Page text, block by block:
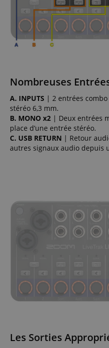
Nombreuses
A. INPUTS | 2 entrées combo
stéréo 6,3 mm.
B. MONO x2 | Deux entrées
place d’une entrée stéréo.
C. USB RETURN | Retour
autres signaux audio depuis
Les Sorties